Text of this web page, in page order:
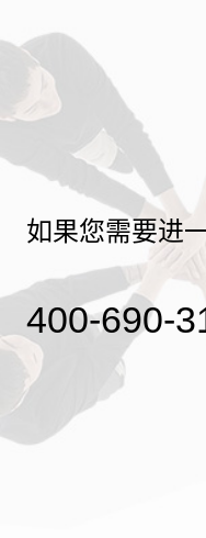
如果您需要进
400-690-